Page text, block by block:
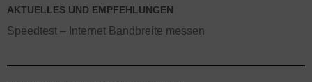
AKTUELLES UND EMPFEHLUNGEN
Speedtest – Internet Bandbreite messen